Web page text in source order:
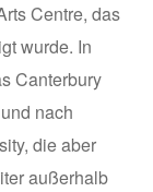
Centre, das
wurde. In
Canterbury
nach
die aber
außerhalb